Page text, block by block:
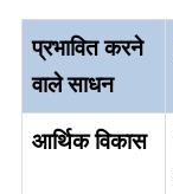
प्रभावित करने
वाले साधन
आर्थिक विकास